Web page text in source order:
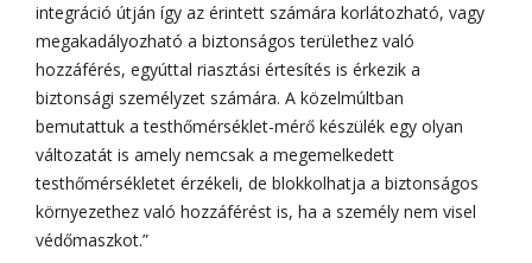
integráció útján így az érintett számára korlátozható, vagy
megakadályozható a biztonságos területhez való
hozzáférés, egyúttal riasztási értesítés is érkezik a
biztonsági személyzet számára. A közelmúltban
bemutattuk a testhőmérséklet-mérő készülék egy olyan
változatát is amely nemcsak a megemelkedett
testhőmérsékletet érzékeli, de blokkolhatja a biztonságos
környezethez való hozzáférést is, ha a személy nem visel
védőmaszkot.”